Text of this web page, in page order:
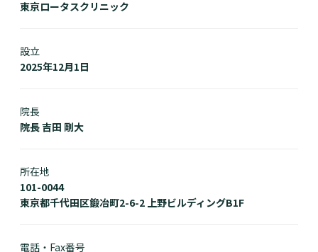
東京ロータスクリニック
設立
2025年12月1日
院長
院長 吉田 剛大
所在地
101-0044
東京都千代田区鍛冶町2-6-2 上野ビルディングB1F
電話・Fax番号